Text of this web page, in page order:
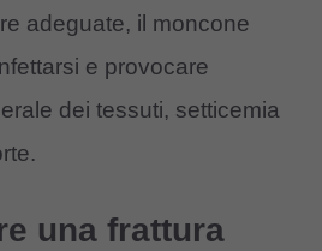
adeguate, il moncone
e provocare
dei tessuti, setticemia
una frattura